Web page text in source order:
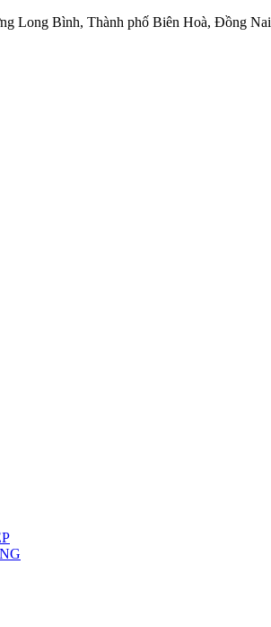
Long Bình, Thành phố Biên Hoà, Đồng Nai